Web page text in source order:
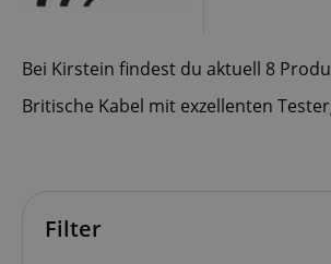
Bei Kirstein findest du aktuell 8
Britische Kabel mit exzellenten
Filter